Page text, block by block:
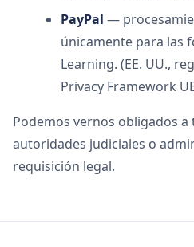
PayPal —
únicamente para las
Learning. (EE. UU.,
Privacy Framework
Podemos vernos obligados
autoridades judiciales o
requisición legal.